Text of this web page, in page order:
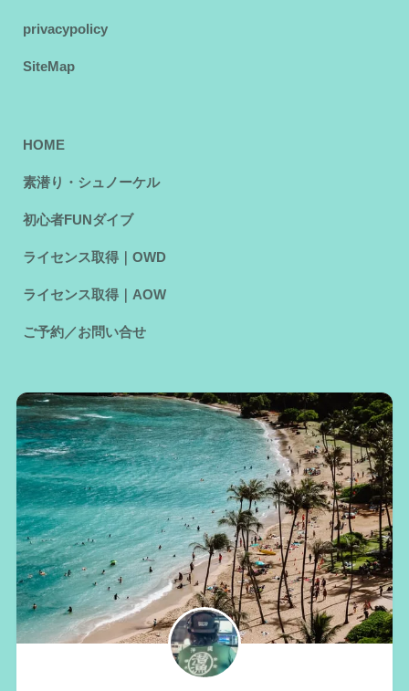
privacypolicy
SiteMap
HOME
素潜り・シュノーケル
初心者FUNダイブ
ライセンス取得｜OWD
ライセンス取得｜AOW
ご予約／お問い合せ